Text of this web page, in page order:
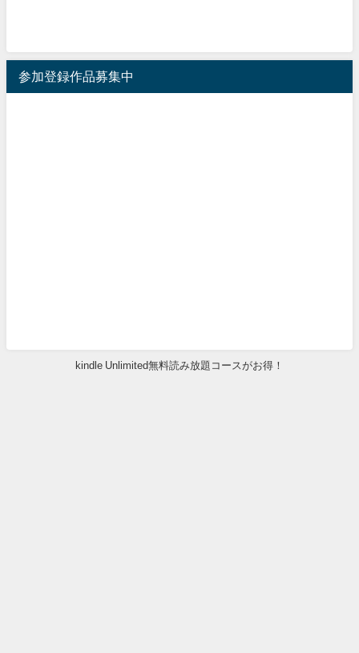
参加登録作品募集中
kindle Unlimited無料読み放題コースがお得！